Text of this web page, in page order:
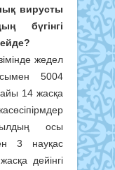
вирусты
бүгінгі
жедел
5004
14 жасқа
осы
3 науқас
дейінгі